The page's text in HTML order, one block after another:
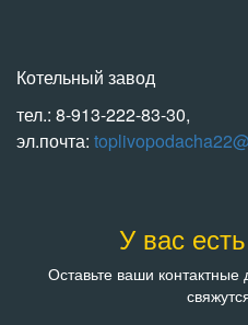
Котельный завод
тел.: 8-913-222-83-30,
эл.почта:
У вас
Оставьте ваши